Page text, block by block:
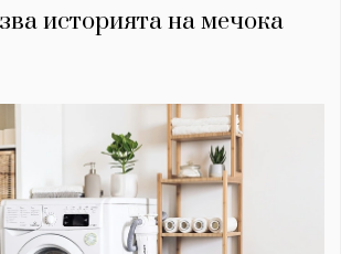
историята на мечока